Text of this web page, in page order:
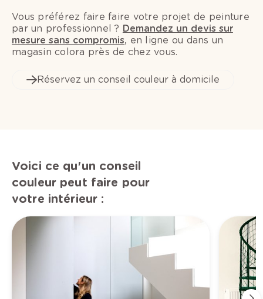
Vous préférez faire faire votre projet de peinture
par un professionnel ? Demandez un devis sur
mesure sans compromis, en ligne ou dans un
magasin colora près de chez vous.
Réservez un conseil couleur à domicile
Voici ce qu'un conseil
couleur peut faire pour
votre intérieur :